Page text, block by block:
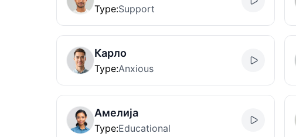
Type:Support
Карло
Type:Anxious
Амелија
Type:Educational